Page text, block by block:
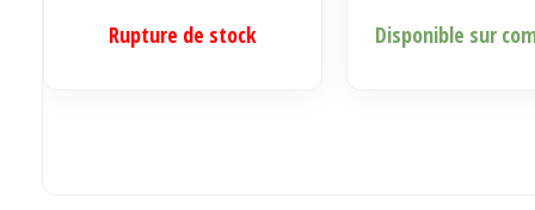
Rupture de stock
Disponible sur